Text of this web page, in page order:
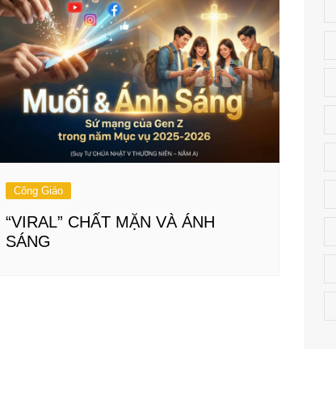
Công Giáo
“VIRAL” CHẤT MẶN VÀ ÁNH
SÁNG